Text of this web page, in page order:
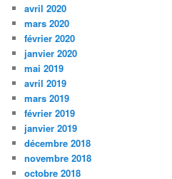
avril 2020
mars 2020
février 2020
janvier 2020
mai 2019
avril 2019
mars 2019
février 2019
janvier 2019
décembre 2018
novembre 2018
octobre 2018